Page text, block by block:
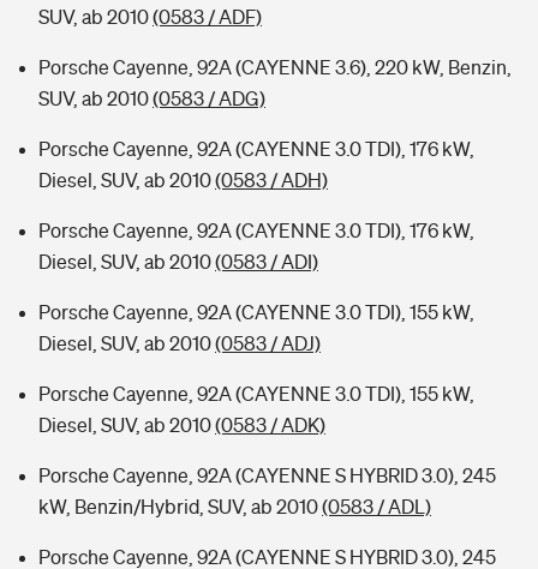
SUV, ab 2010(0583 / ADF)
Porsche Cayenne, 92A (CAYENNE 3.6), 220 kW, Benzin,
SUV, ab 2010(0583 / ADG)
Porsche Cayenne, 92A (CAYENNE 3.0 TDI), 176 kW,
Diesel, SUV, ab 2010(0583 / ADH)
Porsche Cayenne, 92A (CAYENNE 3.0 TDI), 176 kW,
Diesel, SUV, ab 2010(0583 / ADI)
Porsche Cayenne, 92A (CAYENNE 3.0 TDI), 155 kW,
Diesel, SUV, ab 2010(0583 / ADJ)
Porsche Cayenne, 92A (CAYENNE 3.0 TDI), 155 kW,
Diesel, SUV, ab 2010(0583 / ADK)
Porsche Cayenne, 92A (CAYENNE S HYBRID 3.0), 245
kW, Benzin/Hybrid, SUV, ab 2010(0583 / ADL)
Porsche Cayenne, 92A (CAYENNE S HYBRID 3.0), 245